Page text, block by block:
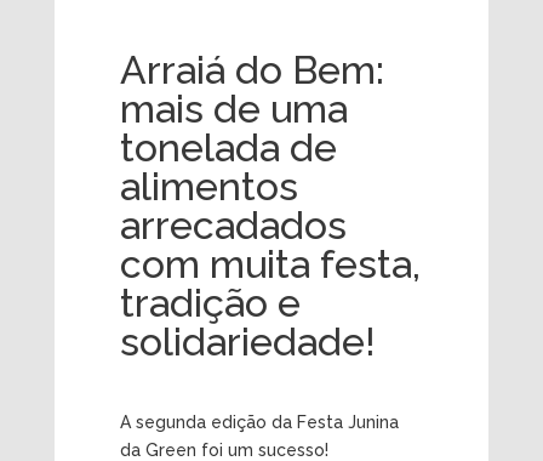
Arraiá do Bem:
mais de uma
tonelada de
alimentos
arrecadados
com muita festa,
tradição e
solidariedade!
A segunda edição da Festa Junina
da Green foi um sucesso!